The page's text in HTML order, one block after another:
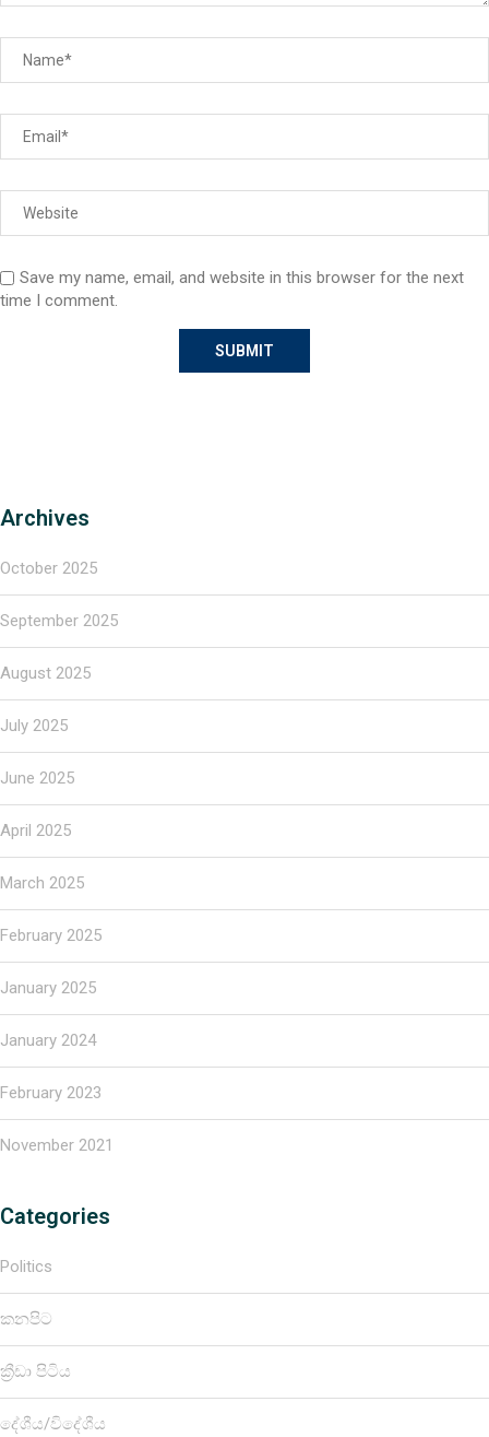
Save my name, email, and website in this browser for the next
time I comment.
Archives
October 2025
September 2025
August 2025
July 2025
June 2025
April 2025
March 2025
February 2025
January 2025
January 2024
February 2023
November 2021
Categories
Politics
කනපිට
ක්‍රීඩා පිටිය
දේශීය/විදේශීය